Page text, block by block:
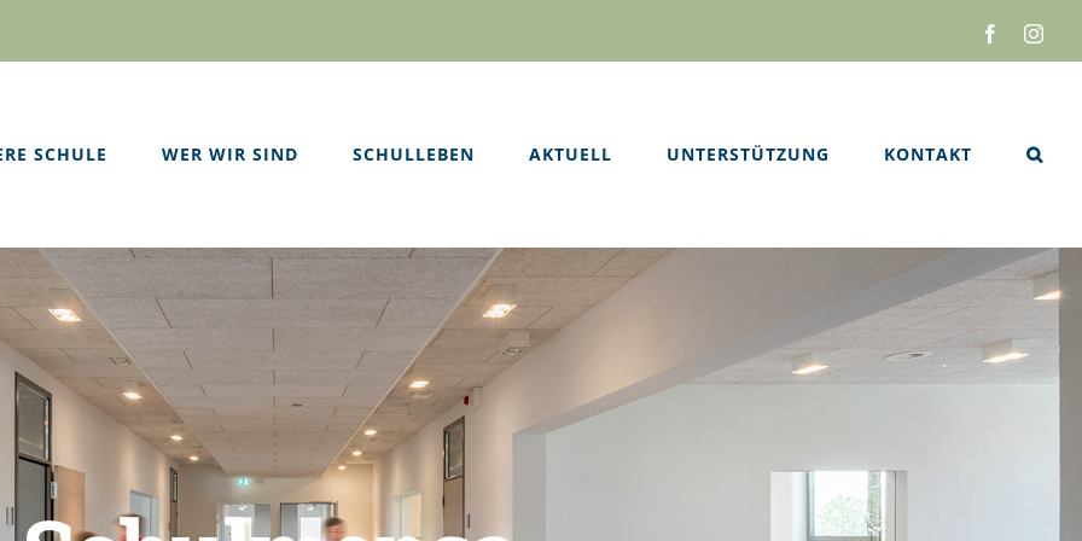
Facebook
SCHULE WER WIR SIND SCHULLEBEN AKTUELL UNTERSTÜTZUNG KONTAKT